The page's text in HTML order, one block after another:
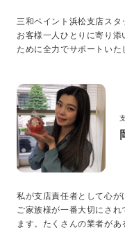
キャリア形成
福利厚生・社内イベ
中途採用
ニュース
よくある質問
三和ペイント浜松支店スタ
お客様一人ひとりに寄り
ために全力でサポートいた
私が支店責任者として心
ご家族様が一番大切にされ
ます。たくさんの業者が